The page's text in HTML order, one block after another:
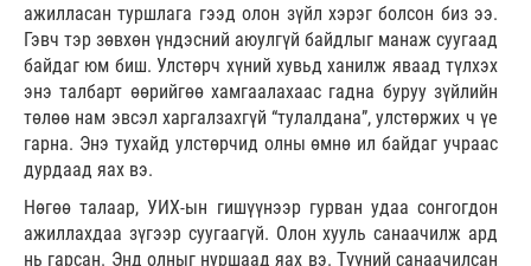
ажилласан туршлага гээд олон зүйл хэрэг болсон биз ээ.
Гэвч тэр зөвхөн үндэсний аюулгүй байдлыг манаж суугаад
байдаг юм биш. Улстөрч хүний хувьд ханилж яваад түлхэх
энэ талбарт өөрийгөө хамгаалахаас гадна буруу зүйлийн
төлөө нам эвсэл харгалзахгүй “тулалдана”, улстөржих ч үе
гарна. Энэ тухайд улстөрчид олны өмнө ил байдаг учраас
дурдаад яах вэ.
Нөгөө талаар, УИХ-ын гишүүнээр гурван удаа сонгогдон
ажиллахдаа зүгээр суугаагүй. Олон хууль санаачилж ард
нь гарсан. Энд олныг нуршаад яах вэ. Түүний санаачилсан